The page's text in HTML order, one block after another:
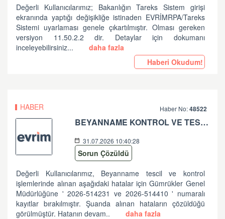
Değerli Kullanıcılarımız; Bakanlığın Tareks Sistem girişi
ekranında yaptığı değişikliğe istinaden EVRİMRPA/Tareks
Sistemi uyarlaması genele çıkartılmıştır. Olması gereken
versiyon 11.50.2.2 dir. Detaylar için dokumanı
inceleyebilirsiniz...
daha fazla
Haberi Okudum!
HABER Haber No:48522
BEYANNAME KONTROL VE TESCİL İŞLEMLERİNDE ALINAN HATALAR HK
31.07.2026 10:40:28
Sorun Çözüldü
Değerli Kullanıcılarımız, Beyanname tescil ve kontrol
işlemlerinde alınan aşağıdaki hatalar için Gümrükler Genel
Müdürlüğüne ' 2026-514231 ve 2026-514410 ' numaralı
kayıtlar bırakılmıştır. Şuanda alınan hataların çözüldüğü
görülmüştür. Hatanın devam..
daha fazla